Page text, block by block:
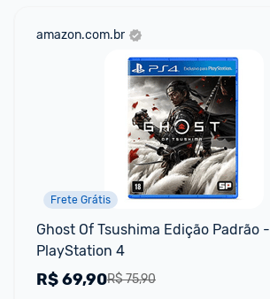
amazon.com.br
Frete Grátis
Ghost Of Tsushima Edição Padrão -
PlayStation 4
R$ 75,90
R$69,90